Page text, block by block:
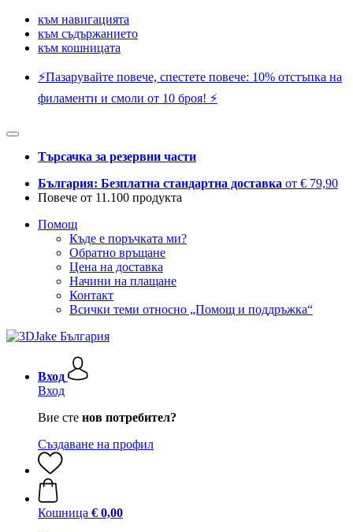
към навигацията
към съдържанието
към кошницата
⚡️Пазарувайте повече, спестете повече: 10% отстъпка на
филаменти и смоли от 10 броя! ⚡️
Търсачка за резервни части
България: Безплатна стандартна доставка от € 79,90
Повече от 11.100 продукта
Помощ
Къде е поръчката ми?
Обратно връщане
Цена на доставка
Начини на плащане
Контакт
Всички теми относно „Помощ и поддръжка“
Вход
Вход
Вие сте нов потребител?
Създаване на профил
Кошница € 0,00